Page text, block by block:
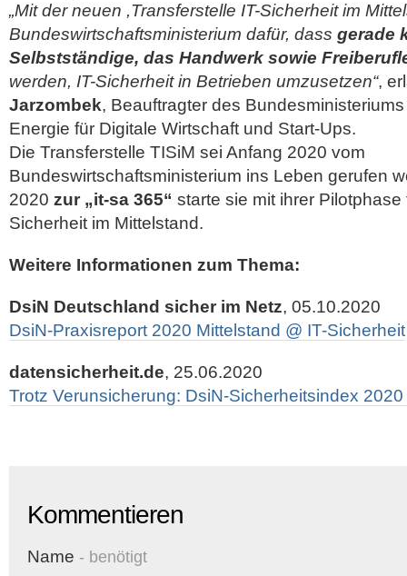
„Mit der neuen ,Transferstelle IT-Sicherheit im
Bundeswirtschaftsministerium dafür, dass gerade
Selbstständige, das Handwerk sowie
werden, IT-Sicherheit in Betrieben umzusetzen“,
Jarzombek, Beauftragter des
Energie für Digitale Wirtschaft und Start-Ups.
Die Transferstelle TISiM sei Anfang 2020 vom
Bundeswirtschaftsministerium ins Leben gerufen
2020 zur „it-sa 365“ starte sie mit ihrer
Sicherheit im Mittelstand.
Weitere Informationen zum Thema:
DsiN Deutschland sicher im Netz, 05.10.2020
DsiN-Praxisreport 2020 Mittelstand @ IT-Sicherheit
datensicherheit.de, 25.06.2020
Trotz Verunsicherung: DsiN-Sicherheitsindex
Kommentieren
Name - benötigt